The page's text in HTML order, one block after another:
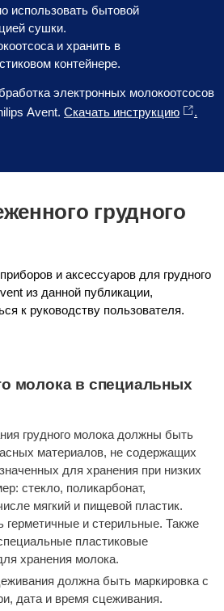
использовать бытовой
сушки.
и хранить в
контейнере.
электронных молокоотсосов
Avent.Скачать инструкцию .
грудного
и аксессуаров для грудного
из данной публикации,
к руководству пользователя.
молока в специальных
грудного молока должны быть
материалов, не содержащих
для хранения при низких
стекло, поликарбонат,
мягкий и пищевой пластик.
и стерильные. Также
пластиковые
хранения молока.
должна быть маркировка с
дата и время сцеживания.